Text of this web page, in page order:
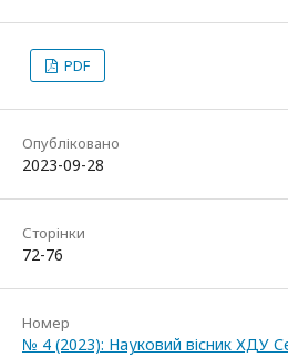
PDF
Опубліковано
2023-09-28
Сторінки
72-76
Номер
№ 4 (2023): Науковий вісник ХДУ